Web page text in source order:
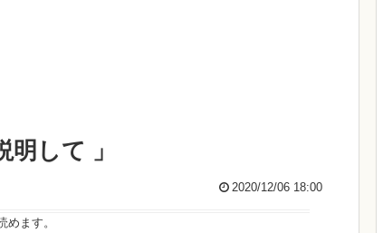
して 」
2020/12/06 18:00
めます。